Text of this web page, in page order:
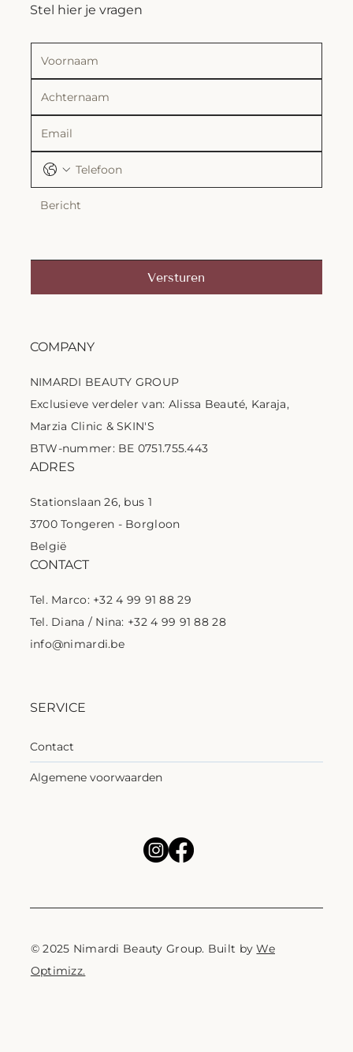
Stel hier je vragen
Versturen
© 2025 Nimardi Beauty Group. Built byWe
Optimizz.
SERVICE
Contact
Algemene voorwaarden
COMPANY
NIMARDI BEAUTY GROUP
Exclusieve verdeler van: Alissa Beauté, Karaja,
Marzia Clinic & SKIN'S
BTW-nummer: BE 0751.755.443
ADRES
Stationslaan 26, bus 1
3700 Tongeren - Borgloon
België
CONTACT
Tel. Marco: +32 4 99 91 88 29
Tel. Diana / Nina: +32 4 99 91 88 28
info@nimardi.be